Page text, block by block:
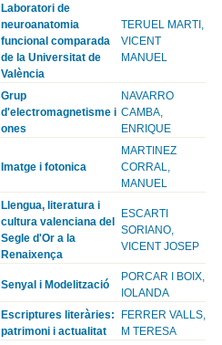
Laboratori de
neuroanatomia
funcional comparada
de la Universitat de
València
TERUEL MARTI,
VICENT
MANUEL
Grup
d'electromagnetisme i
ones
NAVARRO
CAMBA,
ENRIQUE
Imatge i fotonica
MARTINEZ
CORRAL,
MANUEL
Llengua, literatura i
cultura valenciana del
Segle d'Or a la
Renaixença
ESCARTI
SORIANO,
VICENT JOSEP
Senyal i Modelització
PORCAR I BOIX,
IOLANDA
Escriptures literàries:
patrimoni i actualitat
FERRER VALLS,
M TERESA